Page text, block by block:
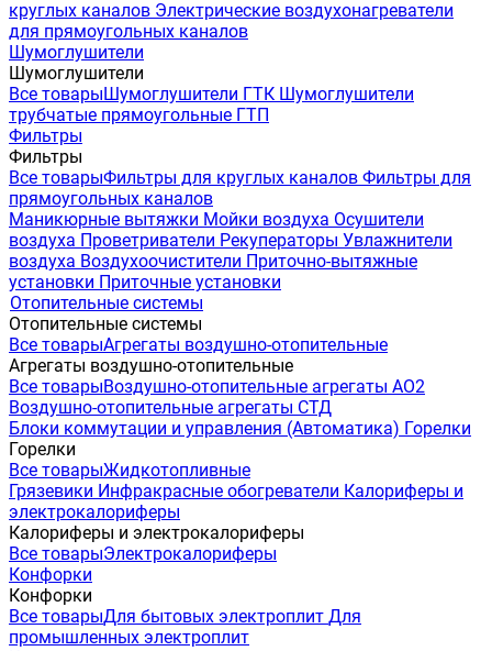
круглых каналов Электрические воздухонагреватели
для прямоугольных каналов
Шумоглушители
Шумоглушители
Все товарыШумоглушители ГТК Шумоглушители
трубчатые прямоугольные ГТП
Фильтры
Фильтры
Все товарыФильтры для круглых каналов Фильтры для
прямоугольных каналов
Маникюрные вытяжки Мойки воздуха Осушители
воздуха Проветриватели Рекуператоры Увлажнители
воздуха Воздухоочистители Приточно-вытяжные
установки Приточные установки
Отопительные системы
Отопительные системы
Все товарыАгрегаты воздушно-отопительные
Агрегаты воздушно-отопительные
Все товарыВоздушно-отопительные агрегаты АО2
Воздушно-отопительные агрегаты СТД
Блоки коммутации и управления (Автоматика) Горелки
Горелки
Все товарыЖидкотопливные
Грязевики Инфракрасные обогреватели Калориферы и
электрокалориферы
Калориферы и электрокалориферы
Все товарыЭлектрокалориферы
Конфорки
Конфорки
Все товарыДля бытовых электроплит Для
промышленных электроплит